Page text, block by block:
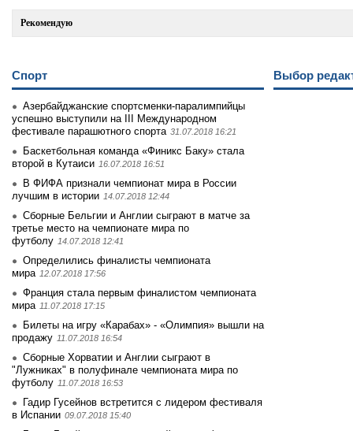
Рекомендую
Спорт
Азербайджанские спортсменки-паралимпийцы
успешно выступили на III Международном
фестивале парашютного спорта 31.07.2018 16:21
Баскетбольная команда «Финикс Баку» стала
второй в Кутаиси 16.07.2018 16:51
В ФИФА признали чемпионат мира в России
лучшим в истории 14.07.2018 12:44
Сборные Бельгии и Англии сыграют в матче за
третье место на чемпионате мира по
футболу 14.07.2018 12:41
Определились финалисты чемпионата
мира 12.07.2018 17:56
Франция стала первым финалистом чемпионата
мира 11.07.2018 17:15
Билеты на игру «Карабах» - «Олимпия» вышли на
продажу 11.07.2018 16:54
Сборные Хорватии и Англии сыграют в
"Лужниках" в полуфинале чемпионата мира по
футболу 11.07.2018 16:53
Гадир Гусейнов встретится с лидером фестиваля
в Испании 09.07.2018 15:40
Выбор